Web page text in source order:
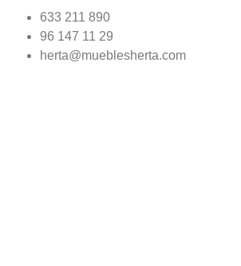
633 211 890
96 147 11 29
herta@mueblesherta.com